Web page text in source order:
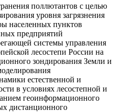
поллютантов с целью
уровня загрязнения
населенных пунктов
предприятий
системы управления
лесостепи России на
зондирования Земли и
естественной и
в условиях лесостепной и
геоинформационного
дистанционного